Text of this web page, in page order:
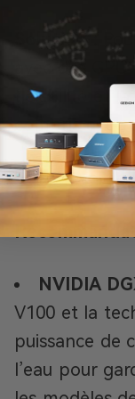
Solution :
avec des
flexibilité et
compris avec
En savoir
NVIDIA
V100 et la
puissance de
l’eau pour